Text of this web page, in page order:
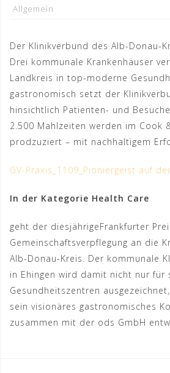
Allgemein
Der Klinikverbund des Alb-Donau-
Drei kommunale Krankenhäuser
Landkreis in top-moderne
gastronomisch setzt der
hinsichtlich Patienten- und
2.500 Mahlzeiten werden im Cook
prodzuziert – mit nachhaltigem
GV-Praxis_1109_Pioniergeist auf
In der Kategorie Health Care
geht der diesjährigeFrankfurter
Gemeinschaftsverpflegung an die
Alb-Donau-Kreis. Der kommunale
in Ehingen wird damit nicht nur für
Gesundheitszentren
sein visionäres gastronomisches
zusammen mit der ods GmbH